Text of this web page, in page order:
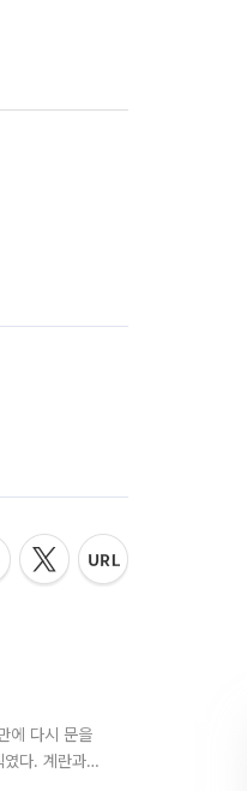
에 다시 문을
였다. 계란과